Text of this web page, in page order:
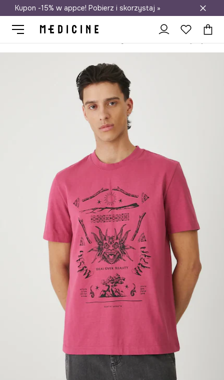
Darmowa dostawa do salonów
Kupon -15% w appce! Pobierz i skorzystaj »